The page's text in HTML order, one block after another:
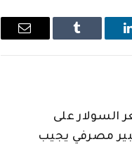
لينكدإن Tumblr
البريد
السولار على
مصرفي يجيب